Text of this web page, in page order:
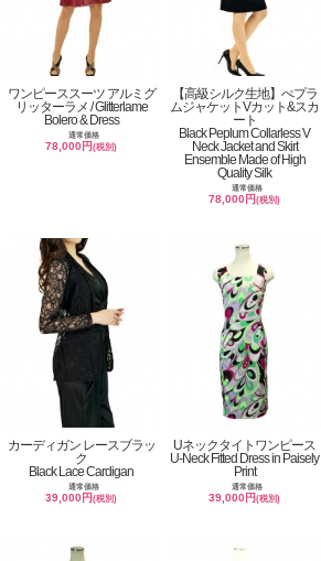
ワンピーススーツ アルミグ
リッターラメ / Glitterlame
Bolero & Dress
通常価格
78,000円(税別)
【高級シルク生地】ぺプラ
ムジャケットVカット&スカ
ート
Black Peplum Collarless V
Neck Jacket and Skirt
Ensemble Made of High
Quality Silk
通常価格
78,000円(税別)
カーディガン レースブラッ
ク
Black Lace Cardigan
通常価格
39,000円(税別)
Uネックタイトワンピース
U-Neck Fitted Dress in Paisely
Print
通常価格
39,000円(税別)